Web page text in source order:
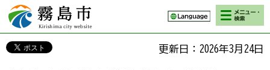
霧島市 Kirishima
city website
検索・メニ
ュー
更新日：2026年3月24日